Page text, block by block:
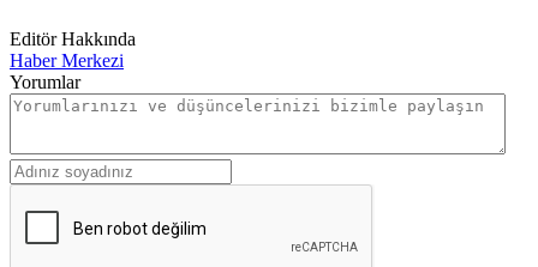
Editör Hakkında
Haber Merkezi
Yorumlar